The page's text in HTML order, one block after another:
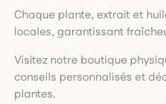
Chaque plante, extrait et
locales, garantissant
Visitez notre boutique
conseils personnalisés et
plantes.